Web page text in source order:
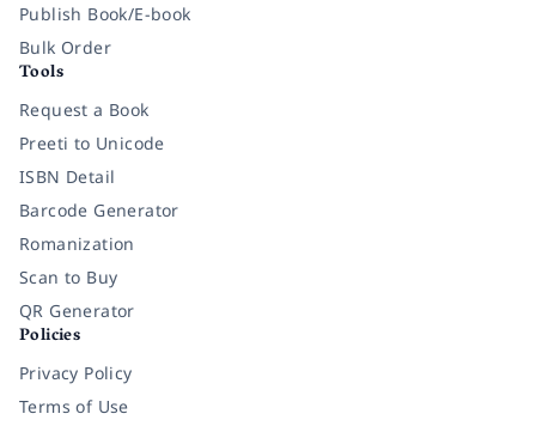
Publish Book/E-book
Bulk Order
Tools
Request a Book
Preeti to Unicode
ISBN Detail
Barcode Generator
Romanization
Scan to Buy
QR Generator
Policies
Privacy Policy
Terms of Use